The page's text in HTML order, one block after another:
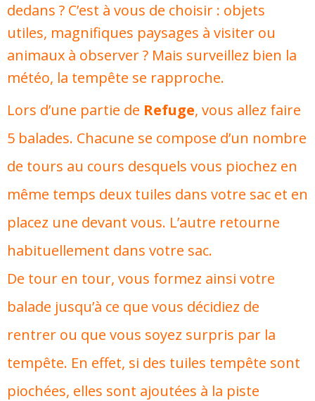
dedans ? C’est à vous de choisir : objets
utiles, magnifiques paysages à visiter ou
animaux à observer ? Mais surveillez bien la
météo, la tempête se rapproche.
Lors d’une partie de Refuge, vous allez faire
5 balades. Chacune se compose d’un nombre
de tours au cours desquels vous piochez en
même temps deux tuiles dans votre sac et en
placez une devant vous. L’autre retourne
habituellement dans votre sac.
De tour en tour, vous formez ainsi votre
balade jusqu’à ce que vous décidiez de
rentrer ou que vous soyez surpris par la
tempête. En effet, si des tuiles tempête sont
piochées, elles sont ajoutées à la piste